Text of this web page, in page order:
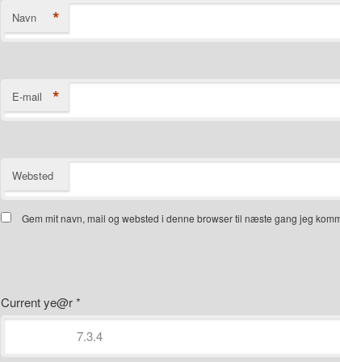
Navn *
E-mail *
Websted
Gem mit navn, mail og websted i denne browser til næste gang jeg
Current ye@r*